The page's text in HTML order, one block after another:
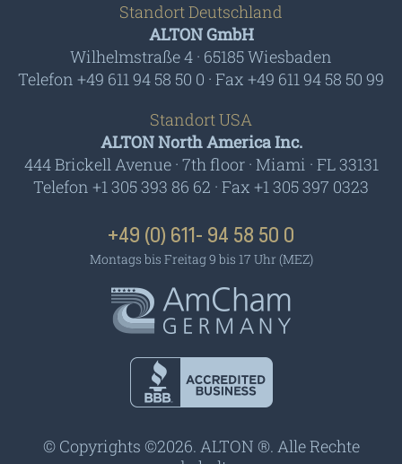
Standort Deutschland
ALTON GmbH
Wilhelmstraße 4 · 65185 Wiesbaden
Telefon +49 611 94 58 50 0 · Fax +49 611 94 58 50 99
Standort USA
ALTON North America Inc.
444 Brickell Avenue · 7th floor · Miami · FL 33131
Telefon +1 305 393 86 62 · Fax +1 305 397 0323
+49 (0) 611- 94 58 50 0
Montags bis Freitag 9 bis 17 Uhr (MEZ)
Business
© Copyrights ©2026. ALTON ®. Alle Rechte